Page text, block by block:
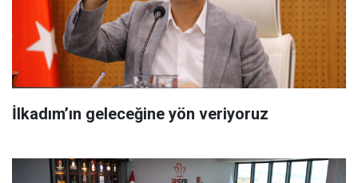
İlkadım’ın geleceğine yön veriyoruz